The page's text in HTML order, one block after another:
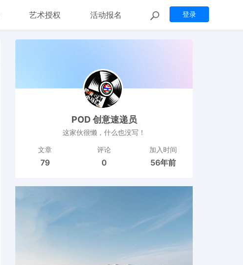
登录
艺术授权 活动报名
POD 创意速递员
这家伙很懒，什么也没写！
文章
79
评论
0
加入时间
56年前